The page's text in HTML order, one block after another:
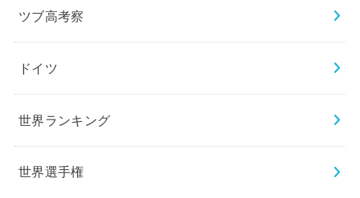
ツブ高考察
ドイツ
世界ランキング
世界選手権